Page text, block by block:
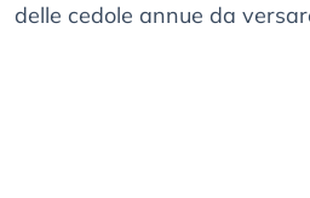
delle cedole annue da